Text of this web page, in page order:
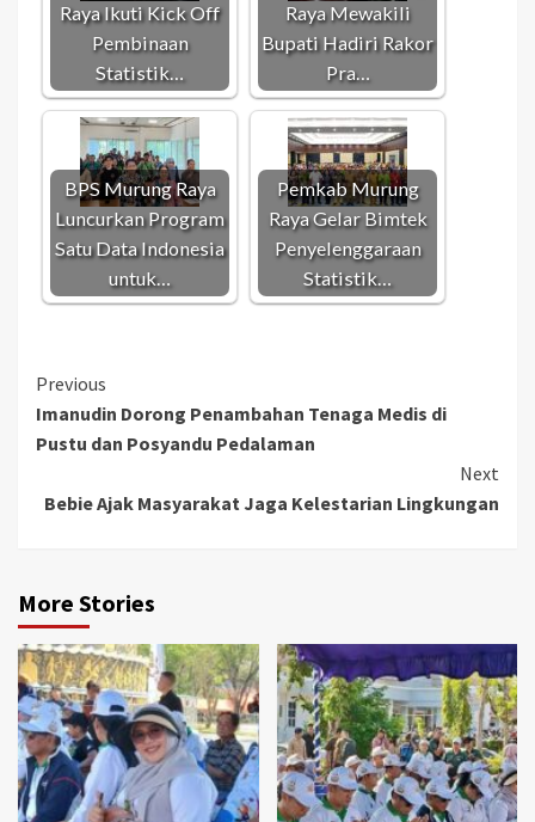
Raya Ikuti Kick Off
Pembinaan
Statistik…
Raya Mewakili
Bupati Hadiri Rakor
Pra…
BPS Murung Raya
Luncurkan Program
Satu Data Indonesia
untuk…
Pemkab Murung
Raya Gelar Bimtek
Penyelenggaraan
Statistik…
Continue
Reading
Previous
Imanudin Dorong Penambahan Tenaga Medis di
Pustu dan Posyandu Pedalaman
Next
Bebie Ajak Masyarakat Jaga Kelestarian Lingkungan
More Stories